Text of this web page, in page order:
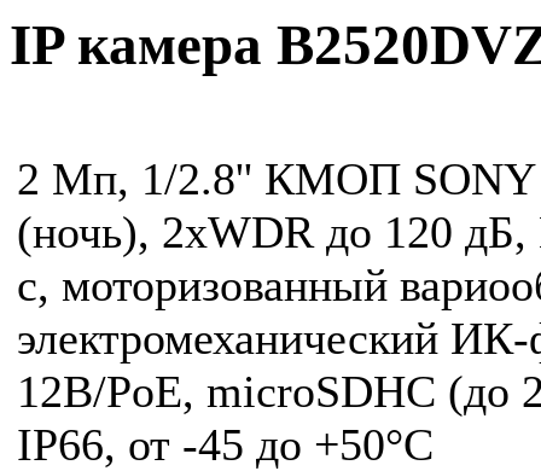
IP камера
2 Мп, 1/2.8'' КМОП SONY
(ночь), 2xWDR до 120
с, моторизованный
электромеханический
12В/PoE, microSDHC (до
IP66, от -45 до +50°С